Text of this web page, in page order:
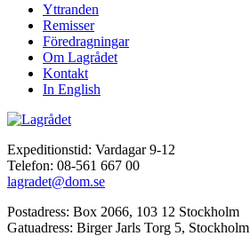
Yttranden
Remisser
Föredragningar
Om Lagrådet
Kontakt
In English
Expeditionstid: Vardagar 9-12
Telefon: 08-561 667 00
lagradet@dom.se
Postadress: Box 2066, 103 12 Stockholm
Gatuadress: Birger Jarls Torg 5, Stockholm